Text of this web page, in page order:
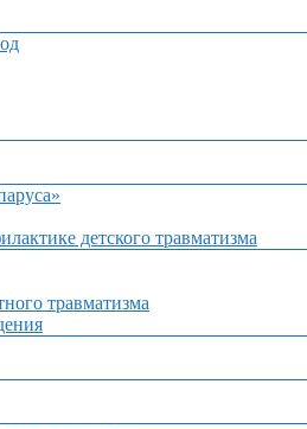
детского травматизма
травматизма